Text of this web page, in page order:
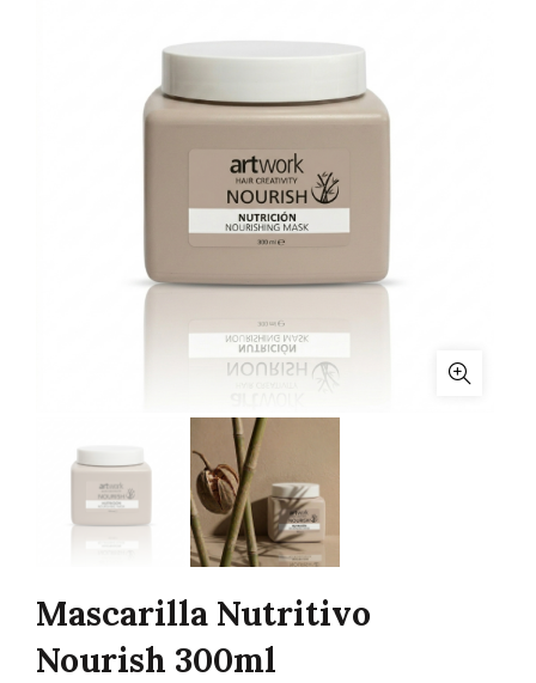
Mascarilla Nutritivo
Nourish 300ml